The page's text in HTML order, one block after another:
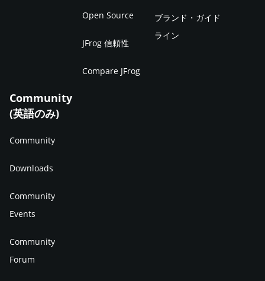
Open Source
JFrog 信頼性
Compare JFrog
ブランド・ガイド
ライン
Community
(英語のみ)
Community
Downloads
Community
Events
Community
Forum